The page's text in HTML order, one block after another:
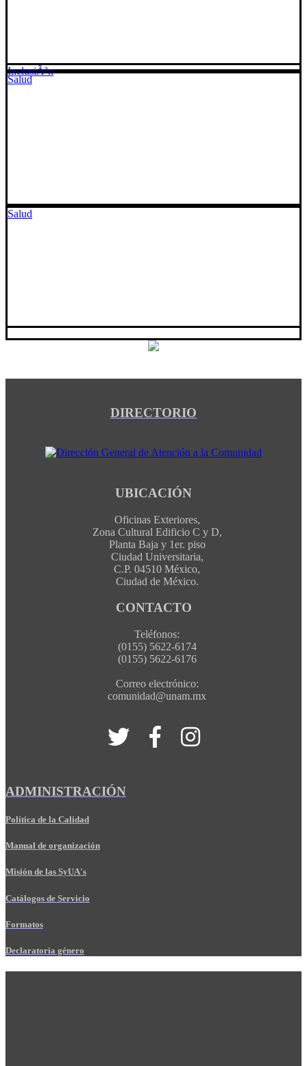
Salud
Salud
InclusiÃ³n
DIRECTORIO
UBICACIÓN
Oficinas Exteriores,
Zona Cultural Edificio C y D,
Planta Baja y 1er. piso
Ciudad Universitaria,
C.P. 04510 México,
Ciudad de México.
CONTACTO
Teléfonos:
(0155) 5622-6174
(0155) 5622-6176
Correo electrónico:
comunidad@unam.mx
ADMINISTRACIÓN
Política de la Calidad
Manual de organización
Misión de las SyUA's
Catálogos de Servicio
Formatos
Declaratoria género